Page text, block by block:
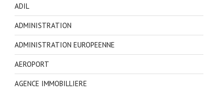
ADIL
ADMINISTRATION
ADMINISTRATION EUROPEENNE
AEROPORT
AGENCE IMMOBILLIERE